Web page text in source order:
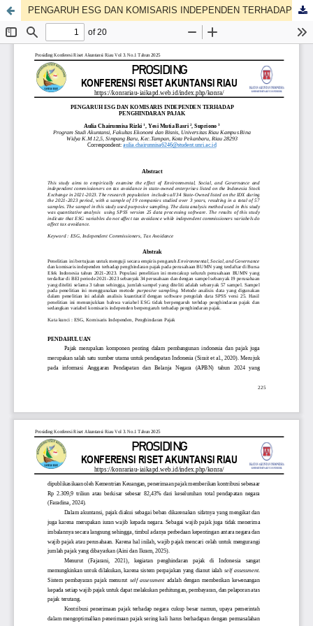
PENGARUH ESG DAN KOMISARIS INDEPENDEN TERHADAP PENGHINDARAN PAJAK